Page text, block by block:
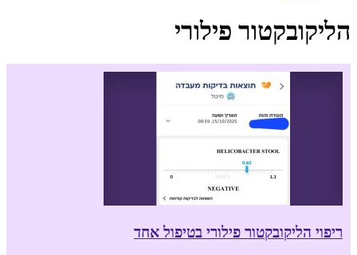
הליקובקטור פילורי
ריפוי הליקובקטור פילורי בטיפול אחד